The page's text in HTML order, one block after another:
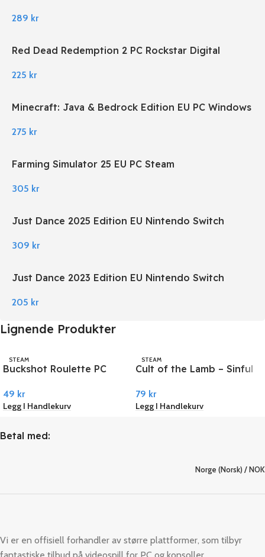
289 kr
Red Dead Redemption 2 PC Rockstar Digital
225 kr
Minecraft: Java & Bedrock Edition EU PC Windows
275 kr
Farming Simulator 25 EU PC Steam
305 kr
Just Dance 2025 Edition EU Nintendo Switch
309 kr
Just Dance 2023 Edition EU Nintendo Switch
205 kr
Lignende Produkter
STEAM
Buckshot Roulette PC
49 kr
Legg I Handlekurv
STEAM
Cult of the Lamb – Sinful
79 kr
Legg I Handlekurv
Betal med:
Norge (Norsk) / NOK
Vi er en offisiell forhandler av større plattformer, som tilbyr